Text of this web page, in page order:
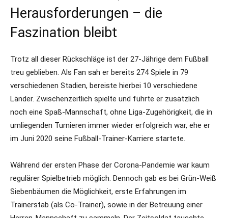
Herausforderungen – die
Faszination bleibt
Trotz all dieser Rückschläge ist der 27-Jährige dem Fußball
treu geblieben. Als Fan sah er bereits 274 Spiele in 79
verschiedenen Stadien, bereiste hierbei 10 verschiedene
Länder. Zwischenzeitlich spielte und führte er zusätzlich
noch eine Spaß-Mannschaft, ohne Liga-Zugehörigkeit, die in
umliegenden Turnieren immer wieder erfolgreich war, ehe er
im Juni 2020 seine Fußball-Trainer-Karriere startete.
Während der ersten Phase der Corona-Pandemie war kaum
regulärer Spielbetrieb möglich. Dennoch gab es bei Grün-Weiß
Siebenbäumen die Möglichkeit, erste Erfahrungen im
Trainerstab (als Co-Trainer), sowie in der Betreuung einer